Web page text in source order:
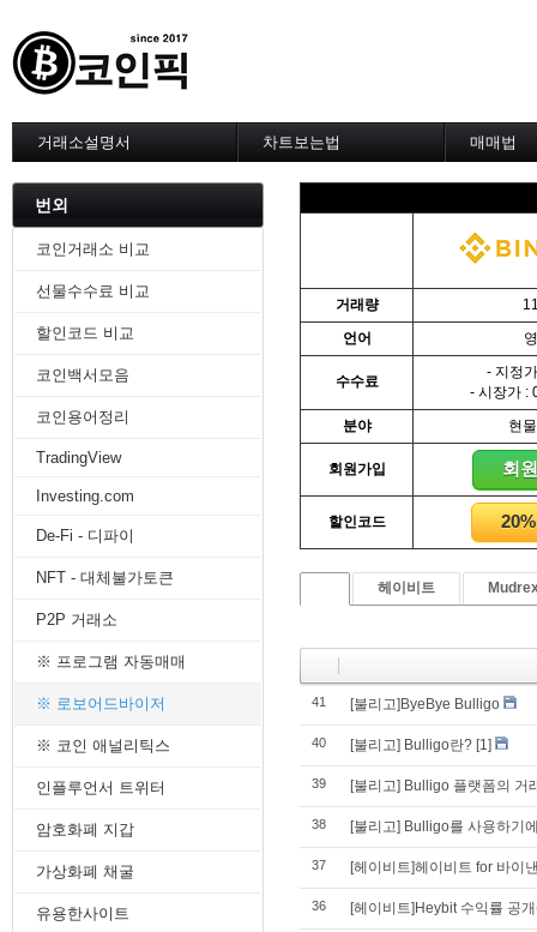
거래소설명서 차트보는법
2. 비트맥스 차트설정
5. 빗썸 차트설정
6. 트레이딩뷰
7. 크립토워치
2. 봉차트
3. 호가창,거래창
10. 데드크로스
1. 캔들 패턴(1)
2. 캔들 패턴(2)
3. 캔들 패턴(3)
4. 캔들 패턴(4)
5. 캔들 패턴(5)
1. 삼각수렴 패턴
2. 쐐기형 패턴
3. 삼각수렴 패턴 종류
4. 쌍바닥 패턴
5. 데드 캣 바운스 패턴
6. 헤드 앤 숄더 패턴
매매법
3. 골든크
5. MACD
6. RSI 매
7. 볼린저
8. 피보나
9. 거래량
10. 사께
11. 엘리
12. 쌍바
13. 지지
14. 일목
15. DMI
번외
코인거래소 비교
선물수수료 비교
할인코드 비교
코인백서모음
코인용어정리
TradingView
Investing.com
De-Fi - 디파이
NFT - 대체불가토큰
P2P 거래소
※ 프로그램 자동매매
※ 로보어드바이저
※ 코인 애널리틱스
인플루언서 트위터
암호화폐 지갑
가상화폐 채굴
유용한사이트
거래량
언어
수수료
- 지정
- 시장가 :
분야
현물
회원가입 회
할인코드
헤이비트
41 [불리고]ByeBye Bulligo
40 [불리고] Bulligo란? [1]
39 [불리고] Bulligo 플랫폼의 거
38 [불리고] Bulligo를 사용하기
37 [헤이비트]헤이비트 for 바이
36 [헤이비트]Heybit 수익률 공